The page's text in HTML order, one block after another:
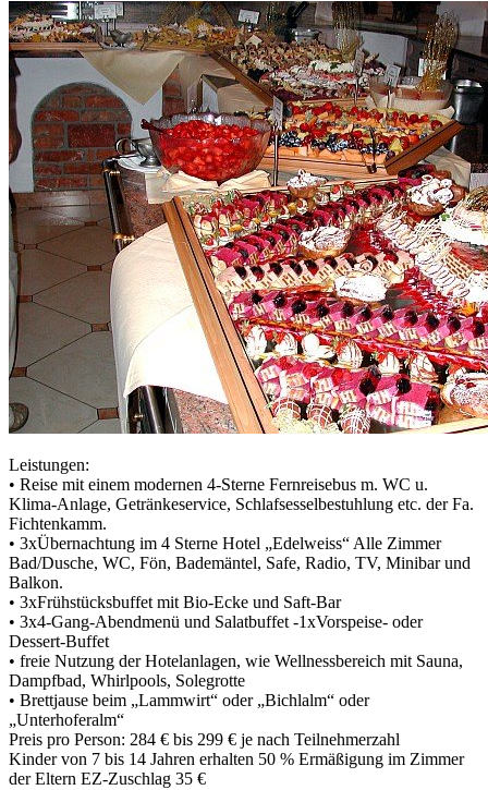
Leistungen:
• Reise mit einem modernen 4-Sterne Fernreisebus m. WC u.
Klima-Anlage, Getränkeservice, Schlafsesselbestuhlung etc. der Fa.
Fichtenkamm.
• 3xÜbernachtung im 4 Sterne Hotel „Edelweiss“ Alle Zimmer
Bad/Dusche, WC, Fön, Bademäntel, Safe, Radio, TV, Minibar und
Balkon.
• 3xFrühstücksbuffet mit Bio-Ecke und Saft-Bar
• 3x4-Gang-Abendmenü und Salatbuffet -1xVorspeise- oder
Dessert-Buffet
• freie Nutzung der Hotelanlagen, wie Wellnessbereich mit Sauna,
Dampfbad, Whirlpools, Solegrotte
• Brettjause beim „Lammwirt“ oder „Bichlalm“ oder
„Unterhoferalm“
Preis pro Person: 284 € bis 299 € je nach Teilnehmerzahl
Kinder von 7 bis 14 Jahren erhalten 50 % Ermäßigung im Zimmer
der Eltern EZ-Zuschlag 35 €